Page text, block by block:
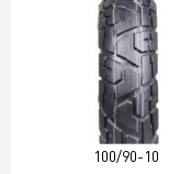
100/90-10